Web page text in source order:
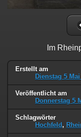
Im
Erstellt am
Dienstag 5 Mai
Veröffentlicht am
Donnerstag 5
Schlagwörter
Hochfeld ,